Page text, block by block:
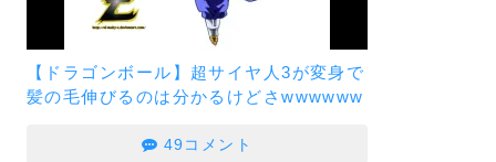
【ドラゴンボール】超サイヤ人3が変身で
髪の毛伸びるのは分かるけどさwwwwww
49コメント